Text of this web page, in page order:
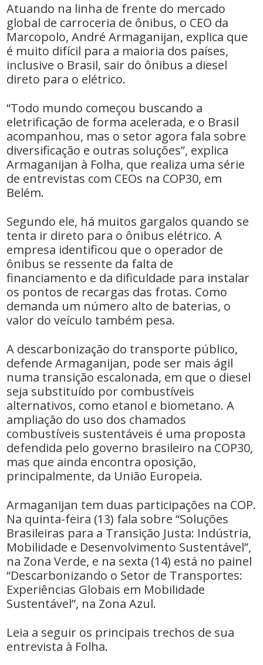
Atuando na linha de frente do mercado
global de carroceria de ônibus, o CEO da
Marcopolo, André Armaganijan, explica que
é muito difícil para a maioria dos países,
inclusive o Brasil, sair do ônibus a diesel
direto para o elétrico.
“Todo mundo começou buscando a
eletrificação de forma acelerada, e o Brasil
acompanhou, mas o setor agora fala sobre
diversificação e outras soluções”, explica
Armaganijan à Folha, que realiza uma série
de entrevistas com CEOs na COP30, em
Belém.
Segundo ele, há muitos gargalos quando se
tenta ir direto para o ônibus elétrico. A
empresa identificou que o operador de
ônibus se ressente da falta de
financiamento e da dificuldade para instalar
os pontos de recargas das frotas. Como
demanda um número alto de baterias, o
valor do veículo também pesa.
A descarbonização do transporte público,
defende Armaganijan, pode ser mais ágil
numa transição escalonada, em que o diesel
seja substituído por combustíveis
alternativos, como etanol e biometano. A
ampliação do uso dos chamados
combustíveis sustentáveis é uma proposta
defendida pelo governo brasileiro na COP30,
mas que ainda encontra oposição,
principalmente, da União Europeia.
Armaganijan tem duas participações na COP.
Na quinta-feira (13) fala sobre “Soluções
Brasileiras para a Transição Justa: Indústria,
Mobilidade e Desenvolvimento Sustentável”,
na Zona Verde, e na sexta (14) está no painel
“Descarbonizando o Setor de Transportes:
Experiências Globais em Mobilidade
Sustentável”, na Zona Azul.
Leia a seguir os principais trechos de sua
entrevista à Folha.